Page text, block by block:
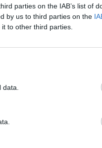
parties on the IAB’s list of
by us to third parties on the
to other third parties.
Big Apple, sondern
ein Fotograf – dieser
er brachte
Colin Firth,
abbilden,
Gegenübers,
zur Gewohnheit mit
lunchen. Drei
Begegnungen
in sein